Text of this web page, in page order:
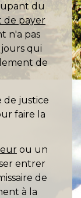
du
de payer
n'a pas
qui
de
de justice
faire la
ou un
entrer
de
à la